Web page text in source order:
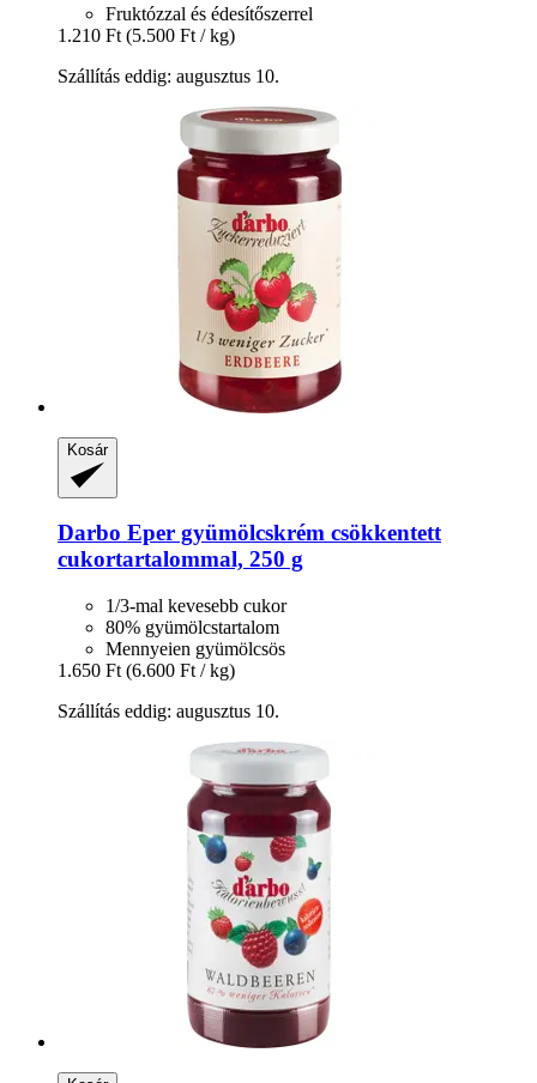
Fruktózzal és édesítőszerrel
1.210 Ft (5.500 Ft / kg)
Szállítás eddig: augusztus 10.
Kosár
Darbo Eper gyümölcskrém csökkentett
cukortartalommal, 250 g
1/3-mal kevesebb cukor
80% gyümölcstartalom
Mennyeien gyümölcsös
1.650 Ft (6.600 Ft / kg)
Szállítás eddig: augusztus 10.